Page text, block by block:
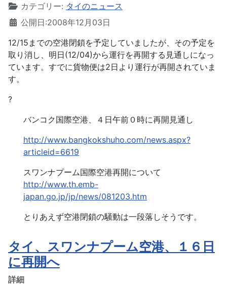
カテゴリー: タイのニュース
公開日:2008年12月03日
12/15までの空港閉鎖を予定していましたが、その予定を
取り消し、明日(12/04)から運行を再開する見通しになっ
ています。すでに貨物便は2日より運行が再開されていま
す。
?
バンコク国際空港、４日午前０時に再開見通し
http://www.bangkokshuho.com/news.aspx?
articleid=6619
スワンナプーム国際空港再開について
http://www.th.emb-
japan.go.jp/jp/news/081203.htm
とりあえず空港閉鎖の騒動は一段落しそうです。
タイ、スワンナプーム空港、１６日
に再開へ
詳細